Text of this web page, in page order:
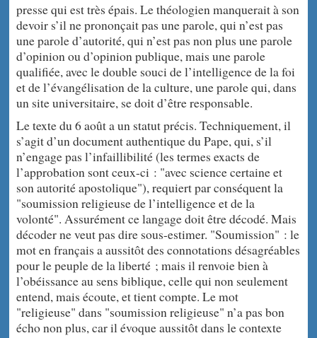
presse qui est très épais. Le théologien manquerait à son
devoir s’il ne prononçait pas une parole, qui n’est pas
une parole d’autorité, qui n’est pas non plus une parole
d’opinion ou d’opinion publique, mais une parole
qualifiée, avec le double souci de l’intelligence de la foi
et de l’évangélisation de la culture, une parole qui, dans
un site universitaire, se doit d’être responsable.
Le texte du 6 août a un statut précis. Techniquement, il
s’agit d’un document authentique du Pape, qui, s’il
n’engage pas l’infaillibilité (les termes exacts de
l’approbation sont ceux-ci : "avec science certaine et
son autorité apostolique"), requiert par conséquent la
"soumission religieuse de l’intelligence et de la
volonté". Assurément ce langage doit être décodé. Mais
décoder ne veut pas dire sous-estimer. "Soumission" : le
mot en français a aussitôt des connotations désagréables
pour le peuple de la liberté ; mais il renvoie bien à
l’obéissance au sens biblique, celle qui non seulement
entend, mais écoute, et tient compte. Le mot
"religieuse" dans "soumission religieuse" n’a pas bon
écho non plus, car il évoque aussitôt dans le contexte